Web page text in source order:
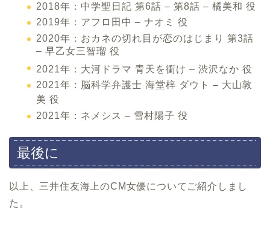
2018年：中学聖日記 第6話 – 第8話 – 橘美和 役
2019年：アフロ田中 – ナオミ 役
2020年：おカネの切れ目が恋のはじまり 第3話
– 早乙女三智瑠 役
2021年：大河ドラマ 青天を衝け – 渋沢なか 役
2021年：脳科学弁護士 海堂梓 ダウト – 大山敦
美 役
2021年：ネメシス – 雪村陽子 役
最後に
以上、三井住友海上のCM女優についてご紹介しまし
た。